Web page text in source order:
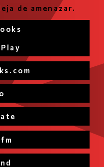
de amenazar.